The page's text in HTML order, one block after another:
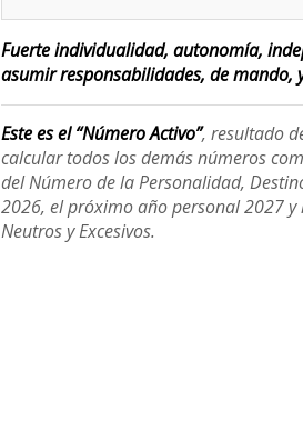
Fuerte individualidad, autonomía,
asumir responsabilidades, de mando,
Este es el “Número Activo”, resultado
calcular todos los demás números
del Número de la Personalidad,
2026, el próximo año personal 2027
Neutros y Excesivos.